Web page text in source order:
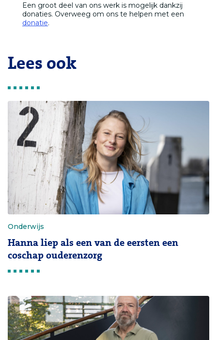
Een groot deel van ons werk is mogelijk dankzij
donaties. Overweeg om ons te helpen met een
donatie.
Lees ook
Onderwijs
Hanna liep als een van de eersten een
coschap ouderenzorg